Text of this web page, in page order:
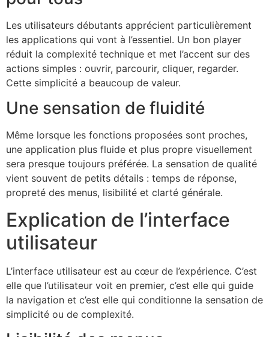
Les utilisateurs débutants apprécient particulièrement
les applications qui vont à l’essentiel. Un bon player
réduit la complexité technique et met l’accent sur des
actions simples : ouvrir, parcourir, cliquer, regarder.
Cette simplicité a beaucoup de valeur.
Une sensation de fluidité
Même lorsque les fonctions proposées sont proches,
une application plus fluide et plus propre visuellement
sera presque toujours préférée. La sensation de qualité
vient souvent de petits détails : temps de réponse,
propreté des menus, lisibilité et clarté générale.
Explication de l’interface
utilisateur
L’interface utilisateur est au cœur de l’expérience. C’est
elle que l’utilisateur voit en premier, c’est elle qui guide
la navigation et c’est elle qui conditionne la sensation de
simplicité ou de complexité.